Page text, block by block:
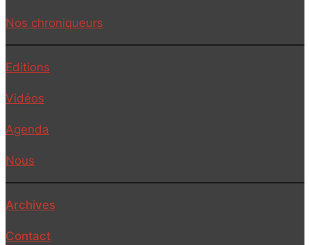
Nos chroniqueurs
Editions
Vidéos
Agenda
Nous
Archives
Contact